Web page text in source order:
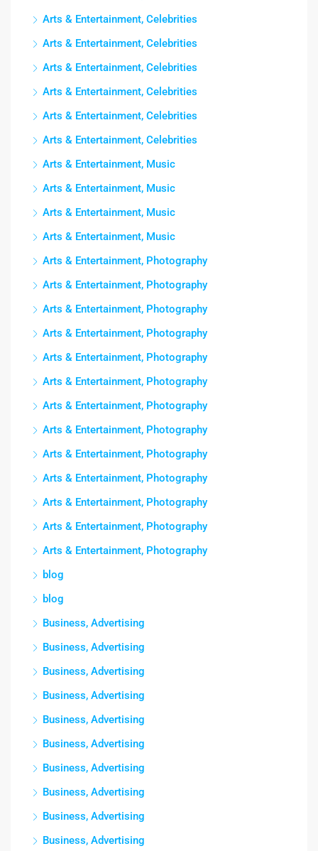
Arts & Entertainment, Celebrities
Arts & Entertainment, Celebrities
Arts & Entertainment, Celebrities
Arts & Entertainment, Celebrities
Arts & Entertainment, Celebrities
Arts & Entertainment, Celebrities
Arts & Entertainment, Music
Arts & Entertainment, Music
Arts & Entertainment, Music
Arts & Entertainment, Music
Arts & Entertainment, Photography
Arts & Entertainment, Photography
Arts & Entertainment, Photography
Arts & Entertainment, Photography
Arts & Entertainment, Photography
Arts & Entertainment, Photography
Arts & Entertainment, Photography
Arts & Entertainment, Photography
Arts & Entertainment, Photography
Arts & Entertainment, Photography
Arts & Entertainment, Photography
Arts & Entertainment, Photography
Arts & Entertainment, Photography
blog
blog
Business, Advertising
Business, Advertising
Business, Advertising
Business, Advertising
Business, Advertising
Business, Advertising
Business, Advertising
Business, Advertising
Business, Advertising
Business, Advertising